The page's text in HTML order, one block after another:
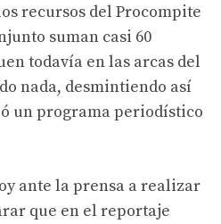
recursos del Procompite
suman casi 60
todavía en las arcas del
nada, desmintiendo así
un programa periodístico
ante la prensa a realizar
que en el reportaje